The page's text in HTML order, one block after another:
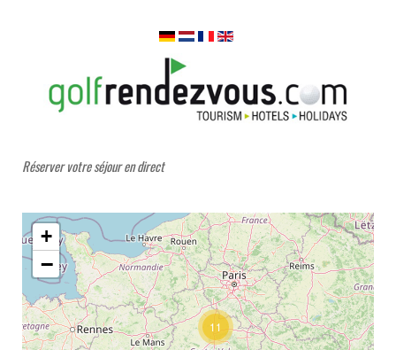
Réserver votre séjour en direct
11
+
−